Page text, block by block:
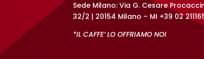
Sede Milano: Via G. Cesare
32/2 | 20154 Milano – MI +39 02
*IL CAFFE’ LO OFFRIAMO NOI